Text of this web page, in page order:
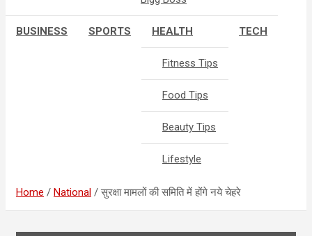
BUSINESS SPORTS HEALTH
Fitness Tips
Food Tips
Beauty Tips
Lifestyle
TECH
Home National सुरक्षा मामलों की समिति में होंगे नये चेहरे